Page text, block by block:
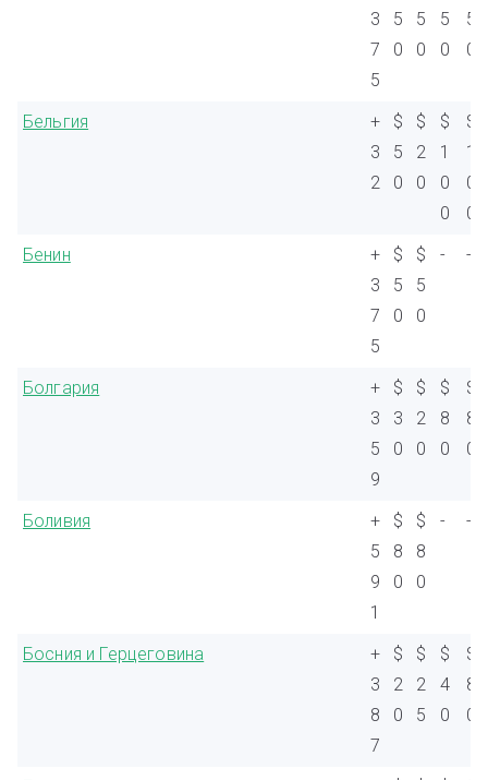
3
7
5
5
0
5
0
5
0
5
0
Бельгия
+
3
2
$
5
0
$
2
0
$
1
0
0
$
1
0
0
Бенин
+
3
7
5
$
5
0
$
5
0
- -
Болгария
+
3
5
9
$
3
0
$
2
0
$
8
0
$
8
0
Боливия
+
5
9
1
$
8
0
$
8
0
- -
Босния и Герцеговина
+
3
8
7
$
2
0
$
2
5
$
4
0
$
8
0